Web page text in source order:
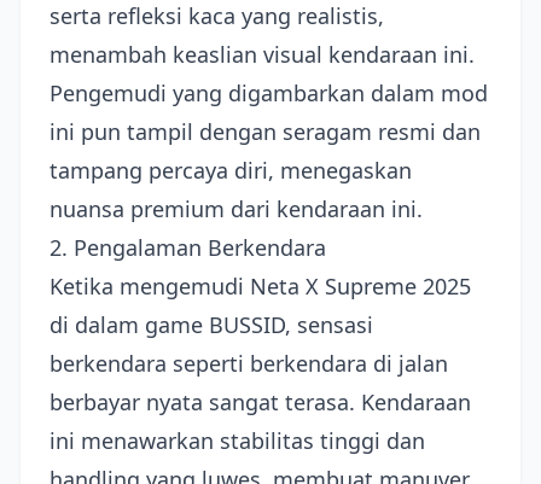
serta refleksi kaca yang realistis,
menambah keaslian visual kendaraan ini.
Pengemudi yang digambarkan dalam mod
ini pun tampil dengan seragam resmi dan
tampang percaya diri, menegaskan
nuansa premium dari kendaraan ini.
2. Pengalaman Berkendara
Ketika mengemudi Neta X Supreme 2025
di dalam game BUSSID, sensasi
berkendara seperti berkendara di jalan
berbayar nyata sangat terasa. Kendaraan
ini menawarkan stabilitas tinggi dan